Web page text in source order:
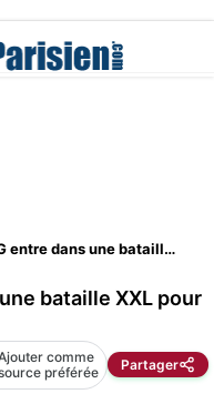
Mercato : Le PSG entre dans une bataille XXL pour une future légende ?
bataille XXL pour
comme
préférée
Partager